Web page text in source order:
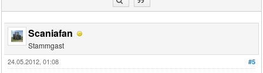
Scaniafan
Stammgast
#5
24.05.2012, 01:08